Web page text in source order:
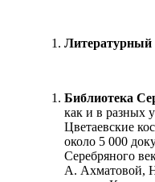
Библиотека
как и в разных
Цветаевские
около 5 000
Серебряного
А. Ахматовой,